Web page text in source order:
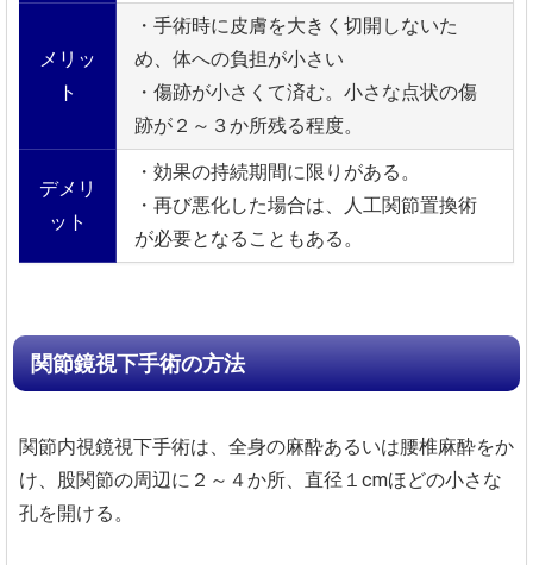
メリッ
ト
・手術時に皮膚を大きく切開しないた
め、体への負担が小さい
・傷跡が小さくて済む。小さな点状の傷
跡が２～３か所残る程度。
デメリ
ット
・効果の持続期間に限りがある。
・再び悪化した場合は、人工関節置換術
が必要となることもある。
関節鏡視下手術の方法
関節内視鏡視下手術は、全身の麻酔あるいは腰椎麻酔をか
け、股関節の周辺に２～４か所、直径１cmほどの小さな
孔を開ける。